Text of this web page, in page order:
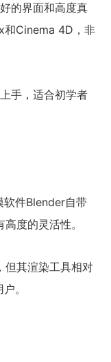
的界面和高度真
和Cinema 4D，非
手，适合初学者
件Blender自带
度的灵活性。
但其渲染工具相对
。